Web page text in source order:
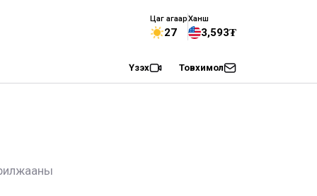
Цаг агаар
27
Ханш
3,593₮
Үзэх Товхимол